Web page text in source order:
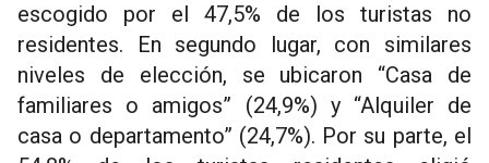
escogido por el 47,5% de los turistas no
residentes. En segundo lugar, con similares
niveles de elección, se ubicaron “Casa de
familiares o amigos” (24,9%) y “Alquiler de
casa o departamento” (24,7%). Por su parte, el